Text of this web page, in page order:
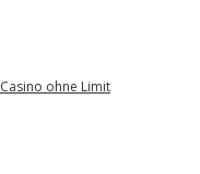
Casino ohne Limit